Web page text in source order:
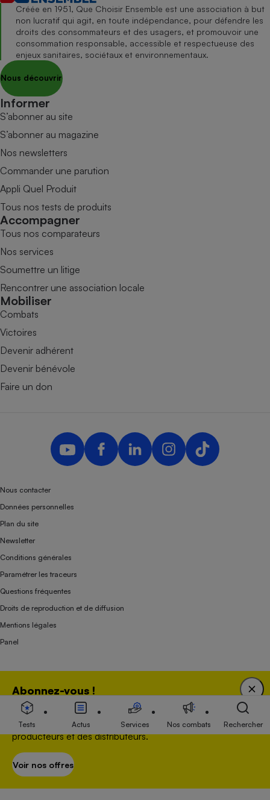
Abonnez-vous !
Bénéficiez d'une expertise unique tout en soutenant
une association 100 % indépendante de l'Etat, des
producteurs et des distributeurs.
Voir nos offres
Créée en 1951, Que Choisir Ensemble est une association à but
non lucratif qui agit, en toute indépendance, pour défendre les
droits des consommateurs et des usagers, et promouvoir une
consommation responsable, accessible et respectueuse des
enjeux sanitaires, sociétaux et environnementaux.
Nous découvrir
Informer
S’abonner au site
S’abonner au magazine
Nos newsletters
Commander une parution
Appli Quel Produit
Tous nos tests de produits
Accompagner
Tous nos comparateurs
Nos services
Soumettre un litige
Rencontrer une association locale
Mobiliser
Combats
Victoires
Devenir adhérent
Devenir bénévole
Faire un don
Nous contacter
Données personnelles
Plan du site
Newsletter
Conditions générales
Paramétrer les traceurs
Questions fréquentes
Droits de reproduction et de diffusion
Mentions légales
Panel
Association indépendante de l’État, des syndicats, des producteurs et des
distributeurs depuis 1951.
Tests Actus Services Nos combats Rechercher